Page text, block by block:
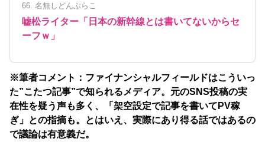
66. 名無しどんぶらこ
嘘松ライター「日本の新幹線とは書いてないからセ
ーフｗ」
※筆者コメント：ファイナンシャルフィールドはこういっ
た”こたつ記事”で知られるメディア。元のSNS投稿の実
在性を疑う声も多く、「架空設定で記事を書いてPV稼
ぎ」との指摘も。とはいえ、実際にあり得る話ではあるの
で議論は有意義だ。